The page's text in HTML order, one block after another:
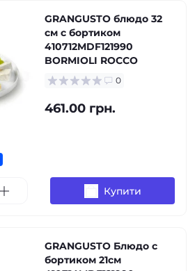
GRANGUSTO блюдо 32
см с бортиком
410712MDF121990
BORMIOLI ROCCO
0
461.00 грн.
Купити
GRANGUSTO Блюдо с
бортиком 21см